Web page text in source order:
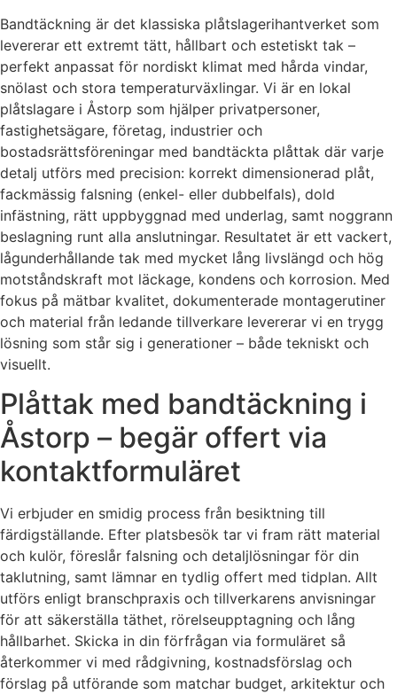
Bandtäckning är det klassiska plåtslagerihantverket som
levererar ett extremt tätt, hållbart och estetiskt tak –
perfekt anpassat för nordiskt klimat med hårda vindar,
snölast och stora temperaturväxlingar. Vi är en lokal
plåtslagare i Åstorp som hjälper privatpersoner,
fastighetsägare, företag, industrier och
bostadsrättsföreningar med bandtäckta plåttak där varje
detalj utförs med precision: korrekt dimensionerad plåt,
fackmässig falsning (enkel- eller dubbelfals), dold
infästning, rätt uppbyggnad med underlag, samt noggrann
beslagning runt alla anslutningar. Resultatet är ett vackert,
lågunderhållande tak med mycket lång livslängd och hög
motståndskraft mot läckage, kondens och korrosion. Med
fokus på mätbar kvalitet, dokumenterade montagerutiner
och material från ledande tillverkare levererar vi en trygg
lösning som står sig i generationer – både tekniskt och
visuellt.
Plåttak med bandtäckning i
Åstorp – begär offert via
kontaktformuläret
Vi erbjuder en smidig process från besiktning till
färdigställande. Efter platsbesök tar vi fram rätt material
och kulör, föreslår falsning och detaljlösningar för din
taklutning, samt lämnar en tydlig offert med tidplan. Allt
utförs enligt branschpraxis och tillverkarens anvisningar
för att säkerställa täthet, rörelseupptagning och lång
hållbarhet. Skicka in din förfrågan via formuläret så
återkommer vi med rådgivning, kostnadsförslag och
förslag på utförande som matchar budget, arkitektur och